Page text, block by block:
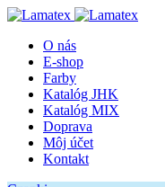
O nás
E-shop
Farby
Katalóg JHK
Katalóg MIX
Doprava
Môj účet
Kontakt